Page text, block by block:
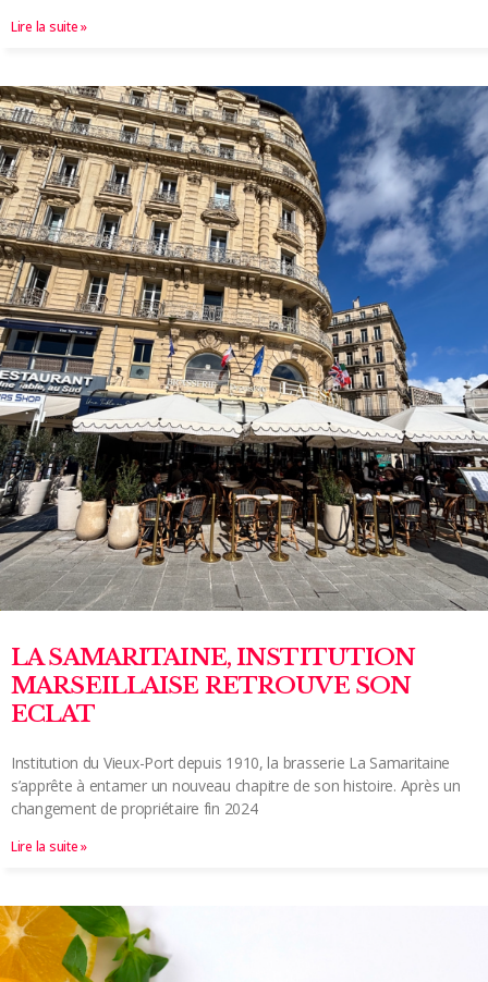
Lire la suite »
LA SAMARITAINE, INSTITUTION
MARSEILLAISE RETROUVE SON
ECLAT
Institution du Vieux-Port depuis 1910, la brasserie La Samaritaine
s’apprête à entamer un nouveau chapitre de son histoire. Après un
changement de propriétaire fin 2024
Lire la suite »